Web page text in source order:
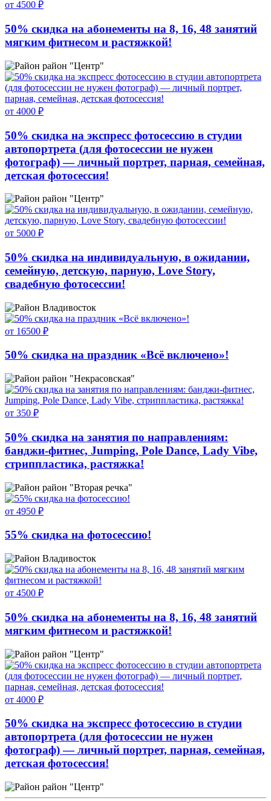
от 4500 ₽
50% скидка на абонементы на 8, 16, 48 занятий
мягким фитнесом и растяжкой!
район "Центр"
от 4000 ₽
50% скидка на экспресс фотосессию в студии
автопортрета (для фотосессии не нужен
фотограф) — личный портрет, парная, семейная,
детская фотосессия!
район "Центр"
от 5000 ₽
50% скидка на индивидуальную, в ожидании,
семейную, детскую, парную, Love Story,
свадебную фотосессии!
Владивосток
от 16500 ₽
50% скидка на праздник «Всё включено»!
район "Некрасовская"
от 350 ₽
50% скидка на занятия по направлениям:
банджи-фитнес, Jumping, Pole Dance, Lady Vibe,
стриппластика, растяжка!
район "Вторая речка"
от 4950 ₽
55% скидка на фотосессию!
Владивосток
от 4500 ₽
50% скидка на абонементы на 8, 16, 48 занятий
мягким фитнесом и растяжкой!
район "Центр"
от 4000 ₽
50% скидка на экспресс фотосессию в студии
автопортрета (для фотосессии не нужен
фотограф) — личный портрет, парная, семейная,
детская фотосессия!
район "Центр"